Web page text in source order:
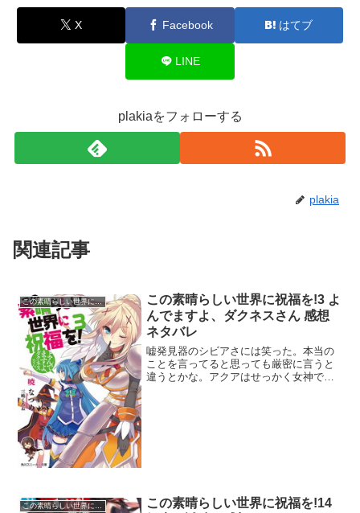
X Facebook はてブ
LINE
plakiaをフォローする
plakia
関連記事
この素晴らしい世界に祝福を!
この素晴らしい世界に祝福を!3 よ
んでますよ、ダクネスさん 感想
ネタバレ
嘘発見器のシビアさには笑った。本当の
ことを言ってると思っても厳密に言うと
違うとかな。アクアはせっかく女神であ
この素晴らしい世界に祝福を!14